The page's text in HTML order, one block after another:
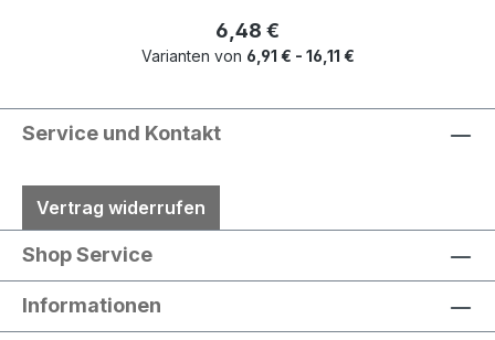
Regulärer Preis:
6,48 €
Varianten von 6,91 € - 16,11 €
Service und Kontakt
Vertrag widerrufen
Shop Service
Informationen